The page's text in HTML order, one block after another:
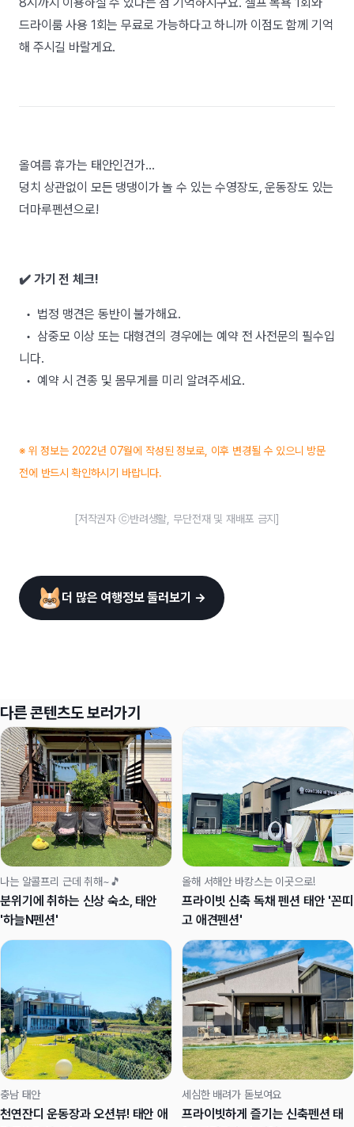
드라이룸 사용 1회는 무료로 가능하다고 하니까 이점도 함께 기억
해 주시길 바랄게요.
올여름 휴가는 태안인건가...
덩치 상관없이 모든 댕댕이가 놀 수 있는 수영장도, 운동장도 있는
더마루펜션으로!
✔️ 가기 전 체크!
• 법정 맹견은 동반이 불가해요.
• 삼중모 이상 또는 대형견의 경우에는 예약 전 사전문의 필수입
니다.
• 예약 시 견종 및 몸무게를 미리 알려주세요.
※ 위 정보는 2022년 07월에 작성된 정보로, 이후 변경될 수 있으니 방문
전에 반드시 확인하시기 바랍니다.
[저작권자 ⓒ반려생활, 무단전재 및 재배포 금지]
더 많은 여행정보 둘러보기 →
다른 콘텐츠도 보러가기
나는 알콜프리 근데 취해~🎵
분위기에 취하는 신상 숙소, 태안
'하늘N펜션'
올해 서해안 바캉스는 이곳으로!
프라이빗 신축 독채 펜션 태안 '꼰띠
고 애견펜션'
충남 태안
천연잔디 운동장과 오션뷰! 태안 애
세심한 배려가 돋보여요
프라이빗하게 즐기는 신축펜션 태